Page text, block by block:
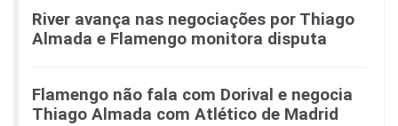
River avança nas negociações por Thiago
Almada e Flamengo monitora disputa
Flamengo não fala com Dorival e negocia
Thiago Almada com Atlético de Madrid